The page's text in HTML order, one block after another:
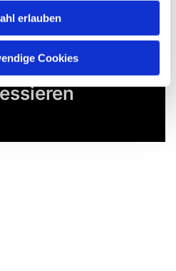
erlauben
Cookies
Sie auch